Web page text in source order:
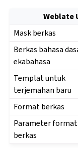
Weblate
Mask berkas
Berkas bahasa
ekabahasa
Templat untuk
terjemahan baru
Format berkas
Parameter format
berkas